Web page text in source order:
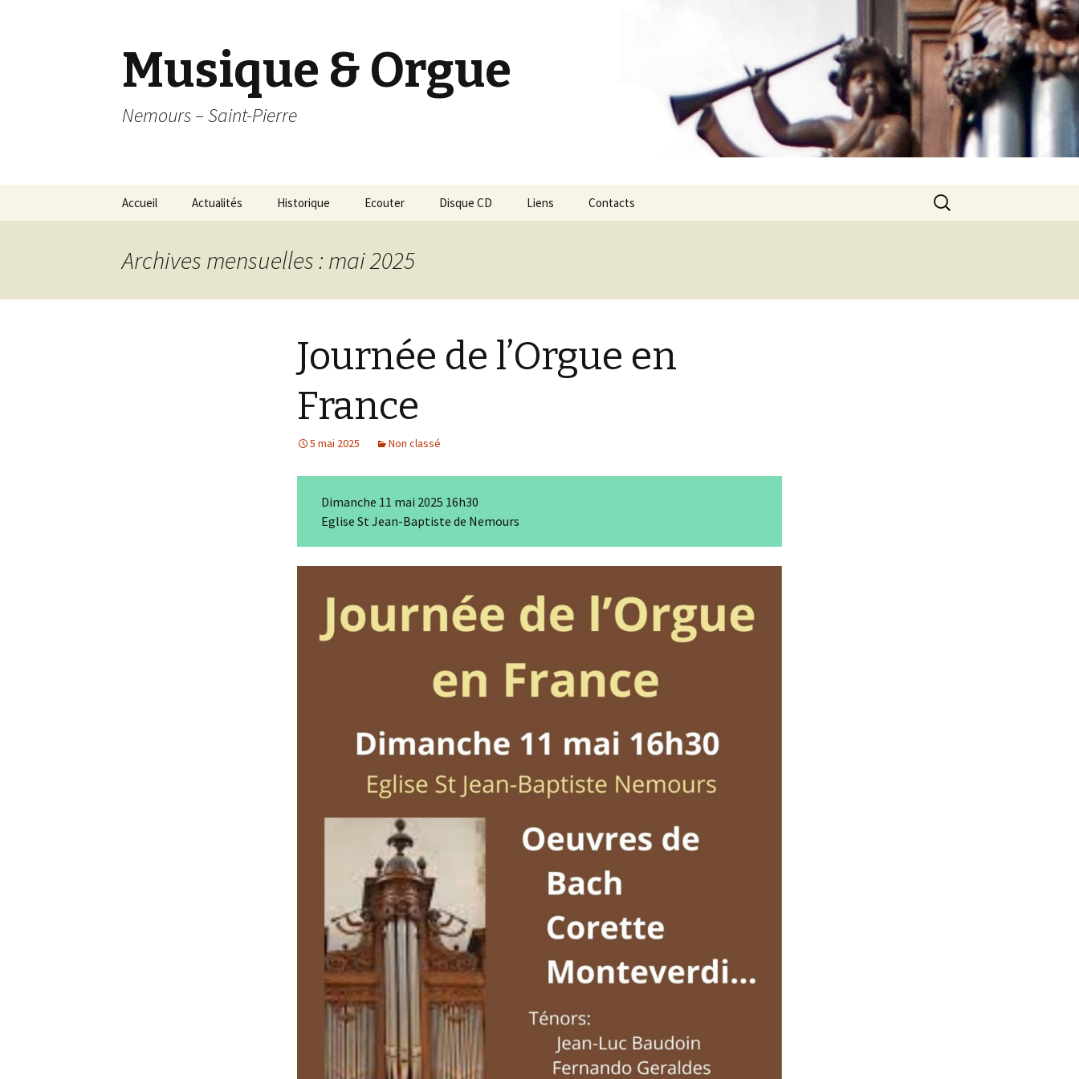
Musique & Orgue
Nemours – Saint-Pierre
Aller
principal
Accueil Actualités Historique Ecouter Disque CD Liens Contacts Rechercher :
Archives mensuelles : mai 2025
Journée de l’Orgue en
France
5 mai 2025 Non classé
Dimanche 11 mai 2025 16h30
Eglise St Jean-Baptiste de Nemours